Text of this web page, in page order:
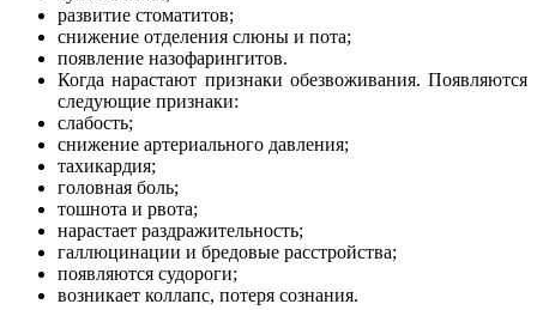
развитие стоматитов;
снижение отделения слюны и пота;
появление назофарингитов.
Когда нарастают признаки обезвоживания. Появляются
следующие признаки:
слабость;
снижение артериального давления;
тахикардия;
головная боль;
тошнота и рвота;
нарастает раздражительность;
галлюцинации и бредовые расстройства;
появляются судороги;
возникает коллапс, потеря сознания.